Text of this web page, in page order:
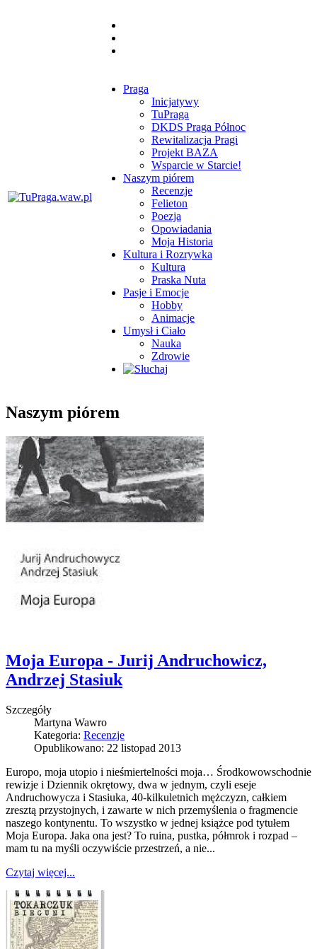
Praga
Inicjatywy
TuPraga
DKDS Praga Północ
Rewitalizacja Pragi
Projekt BAZA
Wsparcie w Starcie!
Naszym piórem
Recenzje
Felieton
Poezja
Opowiadania
Moja Historia
Kultura i Rozrywka
Kultura
Praska Nuta
Pasje i Emocje
Hobby
Animacje
Umysł i Ciało
Nauka
Zdrowie
Naszym piórem
Moja Europa - Jurij Andruchowicz,
Andrzej Stasiuk
Szczegóły
Martyna Wawro
Kategoria: Recenzje
Opublikowano: 22 listopad 2013
Europo, moja utopio i nieśmiertelności moja… Środkowowschodnie
rewizje i Dziennik okrętowy, dwa w jednym, czyli eseje
Andruchowycza i Stasiuka, 40-kilkuletnich mężczyzn, całkiem
zresztą przystojnych, i zawarte w nich przemyślenia o fragmencie
naszego kontynentu. To wszystko w jednej książce pod tytułem
Moja Europa. Jaka ona jest? To ruina, pustka, półmrok i rozpad –
mam tu na myśli oczywiście przestrzeń, a nie...
Czytaj więcej...